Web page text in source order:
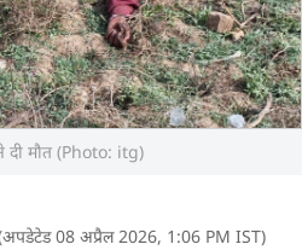
दी मौत (Photo: itg)
08 अप्रैल 2026, 1:06 PM IST)